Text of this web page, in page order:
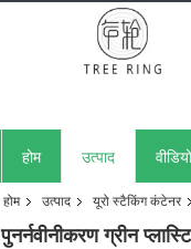
होम उत्पाद वीडियो
होम उत्पाद यूरो स्टैकिंग कंटेनर
पुनर्नवीनीकरण ग्रीन